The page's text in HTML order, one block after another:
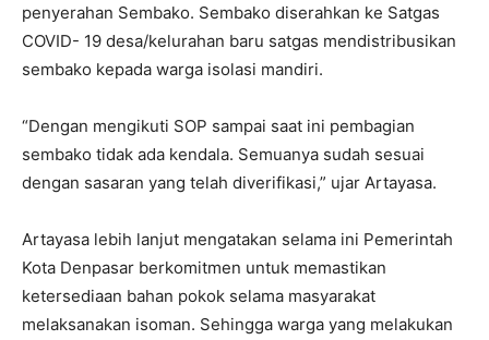
penyerahan Sembako. Sembako diserahkan ke Satgas
COVID- 19 desa/kelurahan baru satgas mendistribusikan
sembako kepada warga isolasi mandiri.
“Dengan mengikuti SOP sampai saat ini pembagian
sembako tidak ada kendala. Semuanya sudah sesuai
dengan sasaran yang telah diverifikasi,” ujar Artayasa.
Artayasa lebih lanjut mengatakan selama ini Pemerintah
Kota Denpasar berkomitmen untuk memastikan
ketersediaan bahan pokok selama masyarakat
melaksanakan isoman. Sehingga warga yang melakukan